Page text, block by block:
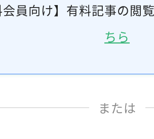
会員向け】有料記事の閲
ちら
または